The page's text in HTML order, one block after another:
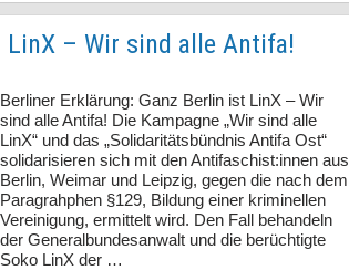
LinX – Wir sind alle Antifa!
Berliner Erklärung: Ganz Berlin ist LinX – Wir
sind alle Antifa! Die Kampagne „Wir sind alle
LinX“ und das „Solidaritätsbündnis Antifa Ost“
solidarisieren sich mit den Antifaschist:innen aus
Berlin, Weimar und Leipzig, gegen die nach dem
Paragrahphen §129, Bildung einer kriminellen
Vereinigung, ermittelt wird. Den Fall behandeln
der Generalbundesanwalt und die berüchtigte
Soko LinX der …